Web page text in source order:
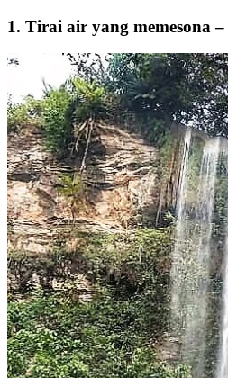
1. Tirai air yang memesona